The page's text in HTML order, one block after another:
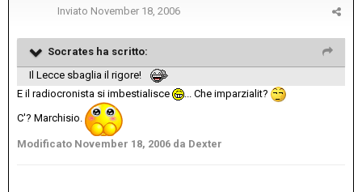
Inviato November 18, 2006
Socrates ha scritto:
Il Lecce sbaglia il rigore!
E il radiocronista si imbestialisce
... Che imparzialit?
C'? Marchisio.
Modificato November 18, 2006 da Dexter